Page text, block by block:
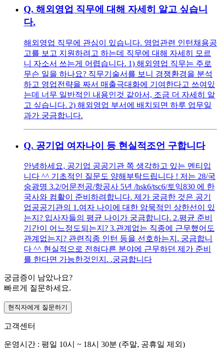
Q. 해외영업 직무에 대해 자세히 알고 싶습니
다.
해외영업 직무에 관심이 있습니다. 영업관련 인턴채용공
고를 보고 지원하려고 하는데 직무에 대해 자세히 모르
니 자소서 쓰는게 어렵습니다. 1) 해외영업 직무는 주로
무슨 일을 하나요? 직무기술서를 보니 경쟁환경을 분석
하고 영업전략을 짜서 매출극대화에 기여한다고 쓰여있
는데 너무 일반적인 내용인것 같아서, 조금 더 자세히 알
고 싶습니다. 2) 해외영업 부서에 배치되면 하루 업무일
과가 궁금합니다.
Q. 공기업 여자나이 등 현실적조언 구합니다
안녕하세요, 공기업 공공기관 쪽 생각하고 있는 멘티입
니다 ^^ 기초적인 질문도 양해부탁드립니다 ! 저는 28/국
숭광명 3.2/어문전공/항공사 5년 /hsk6/tsc6/토익830 에 한
국사와 컴활이 준비하려합니다. 제가 궁금한 것은 공기
업공공기관의 1.여자 나이에 대한 암묵적인 상한선이 있
는지? 입사자들의 평균 나이가 궁금합니다. 2.평균 준비
기간이 어느정도되는지? 3.관계없는 직종에 근무했어도
관계없는지? 관련직종 인턴 등을 선호하는지. 궁금합니
다 ^^ 현실적으로 전혀다른 분야에 근무하던 제가 준비
를 한다면 가능한것인지. .궁금합니다
궁금증이 남았나요?
빠르게 질문하세요.
현직자에게 질문하기
고객센터
운영시간 : 평일 10시 ~ 18시 30분 (주말, 공휴일 제외)